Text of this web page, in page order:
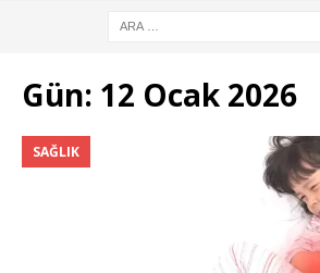
Gün: 12 Ocak 2026
SAĞLIK